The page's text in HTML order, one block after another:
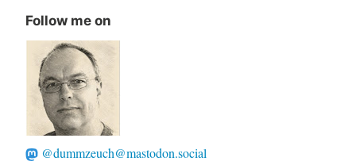
Follow me on
@dummzeuch@mastodon.social